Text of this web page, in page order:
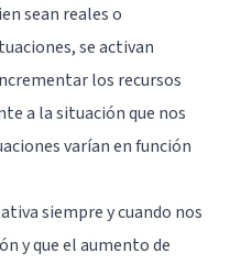
sean reales o
se activan
los recursos
a la situación que nos
varían en función
siempre y cuando nos
y que el aumento de